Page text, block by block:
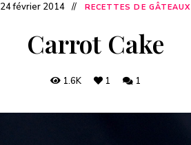
24 février 2014 RECETTES DE GÂTEAUX
Carrot Cake
1.6K 1 1